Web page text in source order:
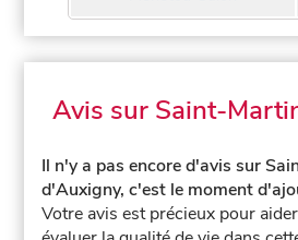
Avis sur Saint-
Il n'y a pas encore d'avis sur
d'Auxigny, c'est le moment
Votre avis est précieux pour